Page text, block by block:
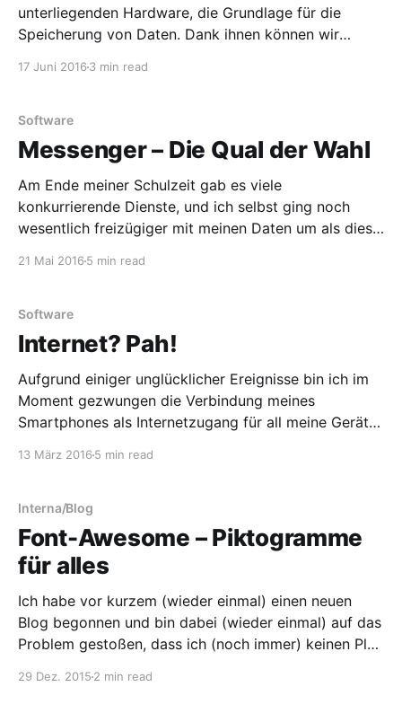
unterliegenden Hardware, die Grundlage für die
Speicherung von Daten. Dank ihnen können wir
machen, sondern wie sie das machen. Dieser Artikel
soll, neben einer groben Richtlinie welches
17 Juni 2016 3 min read
Software
Messenger – Die Qual der Wahl
Am Ende meiner Schulzeit gab es viele
konkurrierende Dienste, und ich selbst ging noch
wesentlich freizügiger mit meinen Daten um als dies
bedeutungslos geworden sind. Wenige Monate darauf
gab
21 Mai 2016 5 min read
Software
Internet? Pah!
Aufgrund einiger unglücklicher Ereignisse bin ich im
Moment gezwungen die Verbindung meines
Smartphones als Internetzugang für all meine Geräte
alle die mit den Zahlen nichts anfangen
13 März 2016 5 min read
Interna/Blog
Font-Awesome – Piktogramme
für alles
Ich habe vor kurzem (wieder einmal) einen neuen
Blog begonnen und bin dabei (wieder einmal) auf das
Problem gestoßen, dass ich (noch immer) keinen Plan
29 Dez. 2015 2 min read